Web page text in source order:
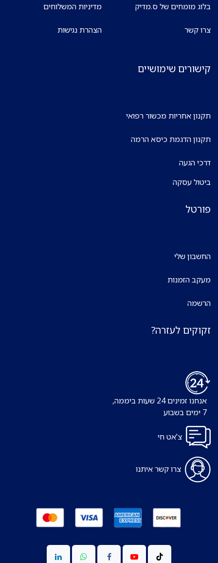
בלוג מומחים של ס.מדיק
צרו קשר
מדיניות המשלוחים
הצהרת נגישות
קישורים שימושיים
תקנון אחריות מכשור רפואי
תקנון הדגמת כיסא הרמה
דרכי הגעה
ביטול עסקה
פורטל
החשבון שלי
מעקב הזמנות
הרשמה
זקוקים לעזרה?
אנחנו זמינים 24 שעות ביממה,
צ'אט חי
צרו קשר איתנו